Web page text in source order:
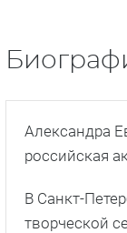
Александра
российская
В Санкт-
творческой